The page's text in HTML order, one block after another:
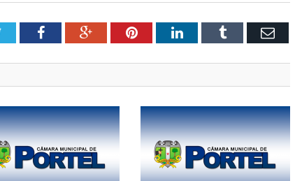
TwitterFacebookGoogle+PinterestLinkedInTumblr Email